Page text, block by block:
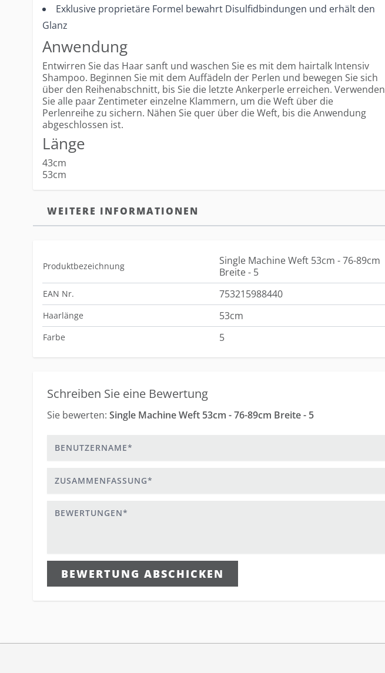
Exklusive proprietäre Formel bewahrt Disulfidbindungen und erhält den
Glanz
Anwendung
Entwirren Sie das Haar sanft und waschen Sie es mit dem hairtalk Intensiv
Shampoo. Beginnen Sie mit dem Auffädeln der Perlen und bewegen Sie sich
über den Reihenabschnitt, bis Sie die letzte Ankerperle erreichen. Verwenden
Sie alle paar Zentimeter einzelne Klammern, um die Weft über die
Perlenreihe zu sichern. Nähen Sie quer über die Weft, bis die Anwendung
abgeschlossen ist.
Länge
43cm
53cm
WEITERE INFORMATIONEN
Produktbezeichnung
Single Machine Weft 53cm - 76-89cm
Breite - 5
EAN Nr. 753215988440
Haarlänge 53cm
Farbe 5
Schreiben Sie eine Bewertung
Sie bewerten: Single Machine Weft 53cm - 76-89cm Breite - 5
BEWERTUNG ABSCHICKEN